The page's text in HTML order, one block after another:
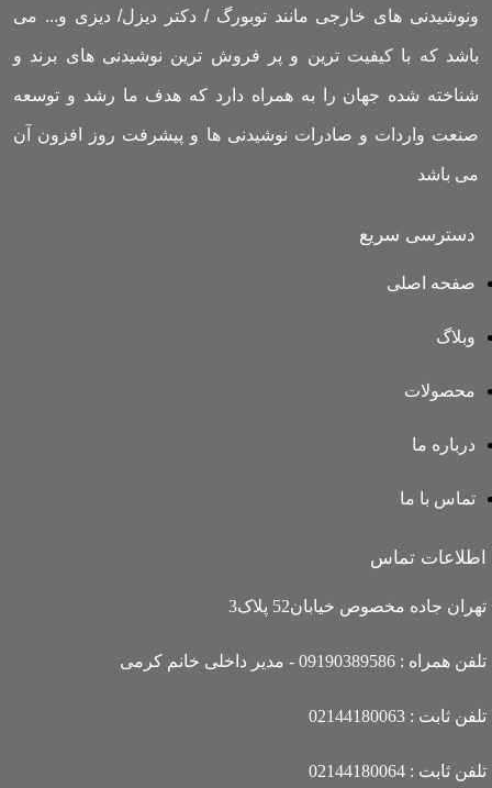
ونوشیدنی های خارجی مانند توبورگ / دکتر دیزل/ دیزی و... می
باشد که با کیفیت ترین و پر فروش ترین نوشیدنی های برند و
شناخته شده جهان را به همراه دارد که هدف ما رشد و توسعه
صنعت واردات و صادرات نوشیدنی ها و پیشرفت روز افزون آن
می باشد
دسترسی سریع
صفحه اصلی
وبلاگ
محصولات
درباره ما
تماس با ما
اطلاعات تماس
تهران جاده مخصوص خیابان52 پلاک3
تلفن همراه : 09190389586 - مدیر داخلی خانم کرمی
تلفن ثابت : 02144180063
تلفن ثابت : 02144180064